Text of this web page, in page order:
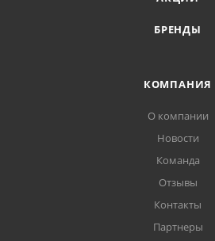
БРЕНДЫ
КОМПАНИЯ
О компании
Новости
Команда
Отзывы
Контакты
Партнеры